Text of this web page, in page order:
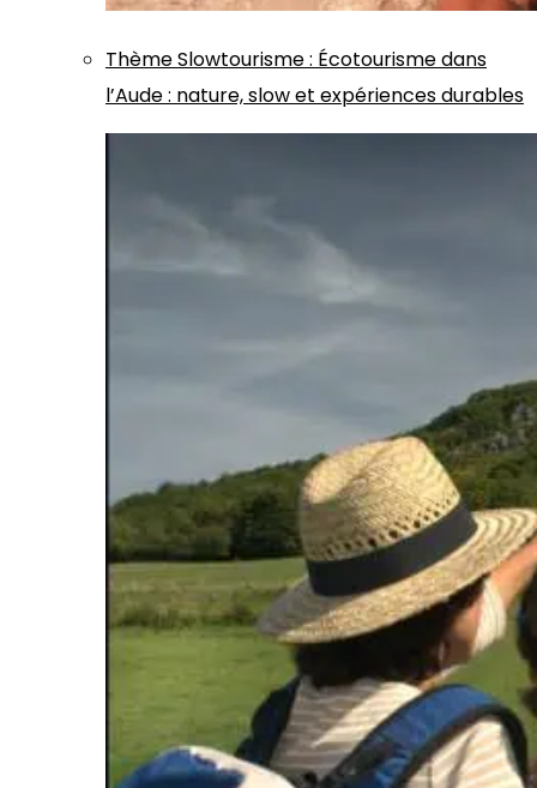
ThèmeSlowtourisme: Écotourisme dans
l’Aude : nature, slow et expériences durables